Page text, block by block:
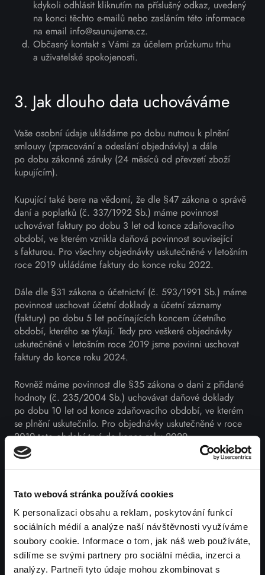
Tato webová stránka používá cookies
K personalizaci obsahu a reklam, poskytování funkcí
sociálních médií a analýze naší návštěvnosti využíváme
soubory cookie. Informace o tom, jak náš web používáte,
sdílíme se svými partnery pro sociální média, inzerci a
analýzy. Partneři tyto údaje mohou zkombinovat s
kdykoli odhlásit kliknutím na příslušný odkaz, uvedený
na konci těchto e-mailů nebo zasláním této informace
na email info@saunujeme.cz.
Občasný kontakt s Vámi za účelem průzkumu trhu
a uživatelské spokojenosti.
3. Jak dlouho data uchováváme
Vaše osobní údaje ukládáme po dobu nutnou k plnění
smlouvy (zpracování a odeslání objednávky) a dále
po dobu zákonné záruky (24 měsíců od převzetí zboží
kupujícím).
Kupující také bere na vědomí, že dle §47 zákona o správě
daní a poplatků (č. 337/1992 Sb.) máme povinnost
uchovávat faktury po dobu 3 let od konce zdaňovacího
období, ve kterém vznikla daňová povinnost související
s fakturou. Pro všechny objednávky uskutečněné v letošním
roce 2019 ukládáme faktury do konce roku 2022.
Dále dle §31 zákona o účetnictví (č. 593/1991 Sb.) máme
povinnost uschovat účetní doklady a účetní záznamy
(faktury) po dobu 5 let počínajících koncem účetního
období, kterého se týkají. Tedy pro veškeré objednávky
uskutečněné v letošním roce 2019 jsme povinni uschovat
faktury do konce roku 2024.
Rovněž máme povinnost dle §35 zákona o dani z přidané
hodnoty (č. 235/2004 Sb.) uchovávat daňové doklady
po dobu 10 let od konce zdaňovacího období, ve kterém
se plnění uskutečnilo. Pro objednávky uskutečněné v roce
2019 toto období trvá do konce roku 2029.
4. Bezpečnost
Zavazujeme se zajistit bezpečnost Vašich dat. Abychom
zabránili neoprávněnému přístupu k nim nebo jejich